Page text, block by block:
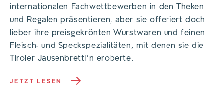
internationalen Fachwettbewerben in den Theken
und Regalen präsentieren, aber sie offeriert doch
lieber ihre preisgekrönten Wurstwaren und feinen
Fleisch- und Speckspezialitäten, mit denen sie die
Tiroler Jausenbrettl‘n eroberte.
JETZT LESEN